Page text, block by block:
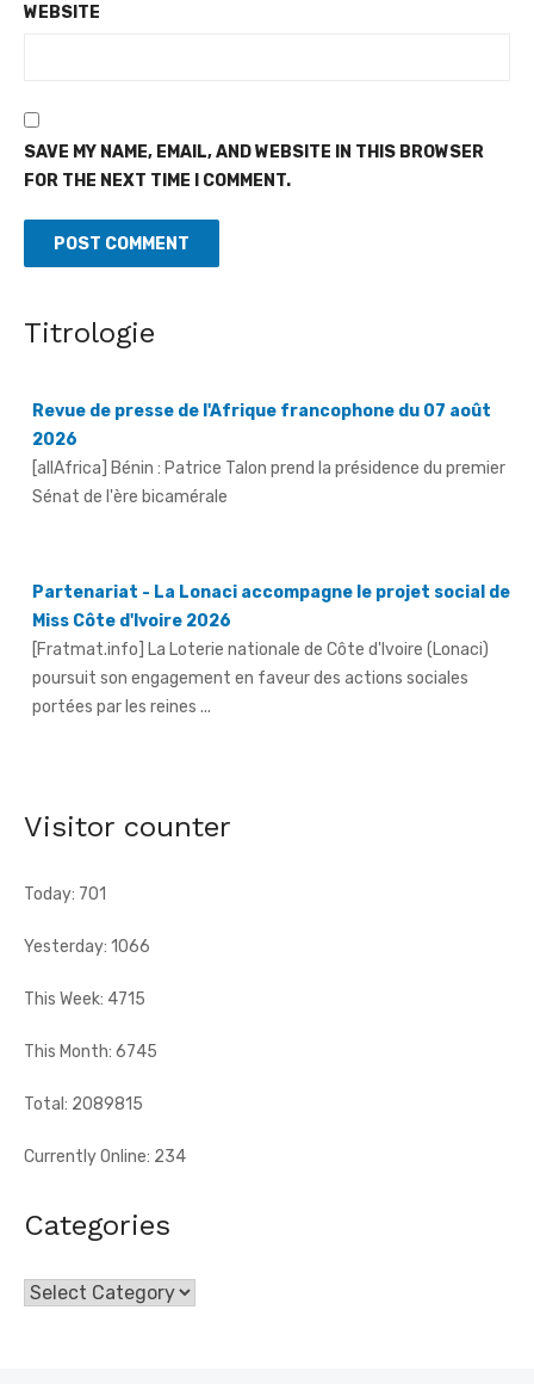
WEBSITE
SAVE MY NAME, EMAIL, AND WEBSITE IN THIS BROWSER
FOR THE NEXT TIME I COMMENT.
Titrologie
2026
[allAfrica] Bénin : Patrice Talon prend la présidence du premier
Sénat de l'ère bicamérale
Miss Côte d'Ivoire 2026
[Fratmat.info] La Loterie nationale de Côte d'Ivoire (Lonaci)
poursuit son engagement en faveur des actions sociales
portées par les reines ...
[Fratmat.info] Le Réseau des jeunes cadres du Sud-Comoé,
Visitor counter
Today: 701
Yesterday: 1066
This Week: 4715
This Month: 6745
Total: 2089815
Currently Online: 234
Categories
Categories